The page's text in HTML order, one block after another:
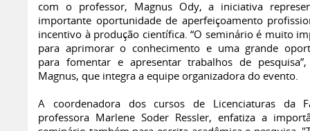
com o professor, Magnus Ody, a iniciativa
importante oportunidade de aperfeiçoamento
incentivo à produção científica. “O seminário é muito
para aprimorar o conhecimento e uma grande
para fomentar e apresentar trabalhos de pesquisa”,
Magnus, que integra a equipe organizadora do evento.
A coordenadora dos cursos de Licenciaturas da
professora Marlene Soder Ressler, enfatiza a